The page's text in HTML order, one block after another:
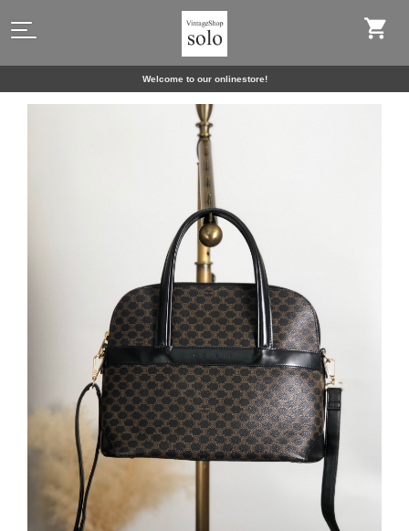
Welcome to our onlinestore!